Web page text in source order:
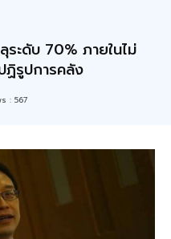
ะดับ 70% ภายในไม่
ฏิรูปการคลัง
: 567